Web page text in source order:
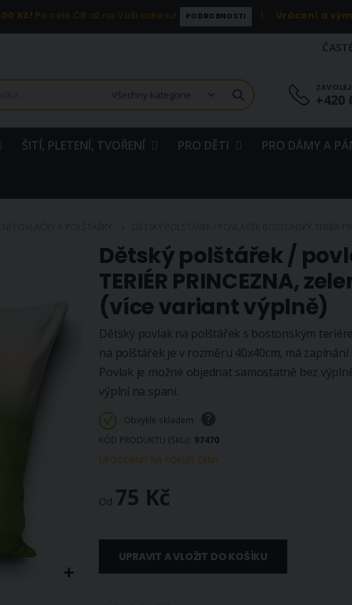
Kč! Po celé ČR až na Vaši adresu! PODROBNOSTI | Vrácení a
+420
ŠITÍ, PLETENÍ, TVOŘENÍ PRO DĚTI PRO DÁMY A
Dětský polštářek /
TERIÉR PRINCEZNA,
(více variant výplně)
Dětský povlak na polštářek s bostonským
na polštářek je v rozměru 40x40cm, má
Povlak je možné objednat samostatně bez
výplní na spaní.
Obvykle skladem
KÓD PRODUKTU (SKU) 97470
UPOZORNIT NA POKLES CENY
Od 75 Kč
UPRAVIT A VLOŽIT DO KOŠÍKU